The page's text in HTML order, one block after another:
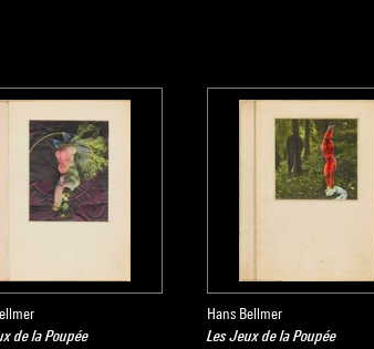
de la Poupée
Hans Bellmer
Les Jeux de la Poupée